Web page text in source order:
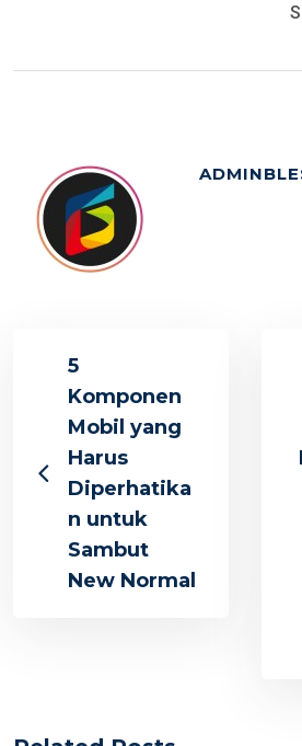
5
Komponen
Mobil yang
Harus
Diperhatika
n untuk
Sambut
New Normal